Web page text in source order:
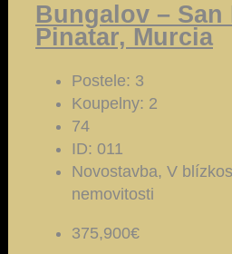
Bungalov – San
Pinatar, Murcia
Postele: 3
Koupelny: 2
74
ID: 011
Novostavba, V
nemovitosti
375,900€